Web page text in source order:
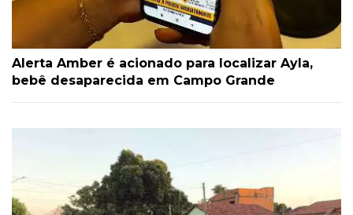
Alerta Amber é acionado para localizar Ayla,
bebê desaparecida em Campo Grande